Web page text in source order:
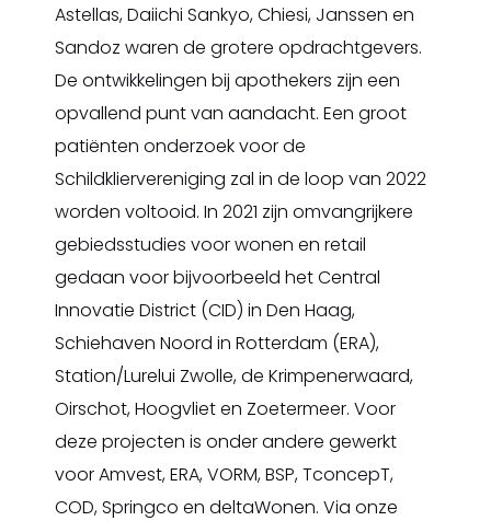
Astellas, Daiichi Sankyo, Chiesi, Janssen en
Sandoz waren de grotere opdrachtgevers.
De ontwikkelingen bij apothekers zijn een
opvallend punt van aandacht. Een groot
patiënten onderzoek voor de
Schildkliervereniging zal in de loop van 2022
worden voltooid. In 2021 zijn omvangrijkere
gebiedsstudies voor wonen en retail
gedaan voor bijvoorbeeld het Central
Innovatie District (CID) in Den Haag,
Schiehaven Noord in Rotterdam (ERA),
Station/Lurelui Zwolle, de Krimpenerwaard,
Oirschot, Hoogvliet en Zoetermeer. Voor
deze projecten is onder andere gewerkt
voor Amvest, ERA, VORM, BSP, TconcepT,
COD, Springco en deltaWonen. Via onze